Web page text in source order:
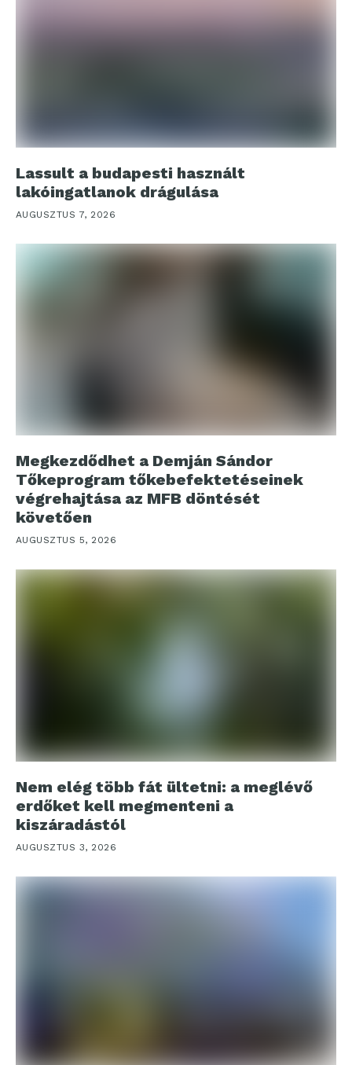
Lassult a budapesti használt
lakóingatlanok drágulása
AUGUSZTUS 7, 2026
Megkezdődhet a Demján Sándor
Tőkeprogram tőkebefektetéseinek
végrehajtása az MFB döntését
követően
AUGUSZTUS 5, 2026
Nem elég több fát ültetni: a meglévő
erdőket kell megmenteni a
kiszáradástól
AUGUSZTUS 3, 2026